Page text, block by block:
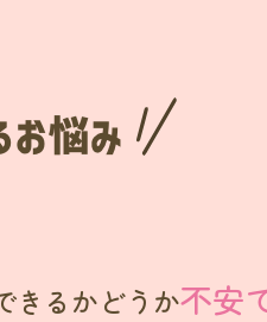
きるかどうか不安